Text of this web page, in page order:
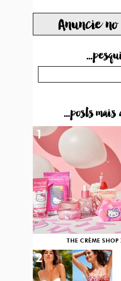
Anuncie
...posts mais
THE CRÈME
1
2